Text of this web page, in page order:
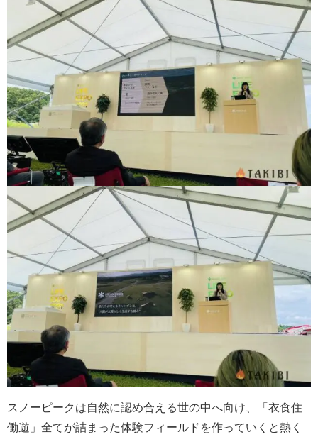
スノーピークは自然に認め合える世の中へ向け、「衣食住
働遊」全てが詰まった体験フィールドを作っていくと熱く